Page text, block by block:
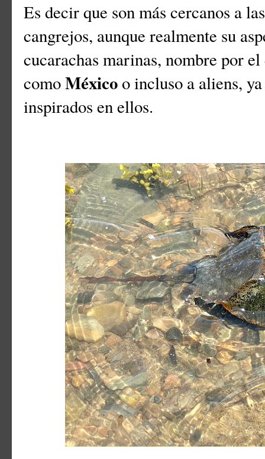
Es decir que son más cercanos a
cangrejos, aunque realmente su
cucarachas marinas, nombre por
comoMéxicoo incluso a aliens,
inspirados en ellos.